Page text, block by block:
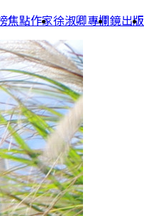
焦點作家徐淑卿專欄鏡出版